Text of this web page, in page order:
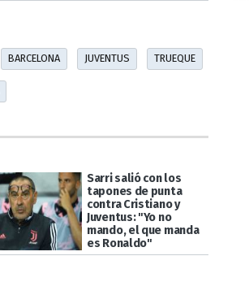
BARCELONA JUVENTUS TRUEQUE
Sarri salió con los
tapones de punta
contra Cristiano y
Juventus: "Yo no
mando, el que manda
es Ronaldo"